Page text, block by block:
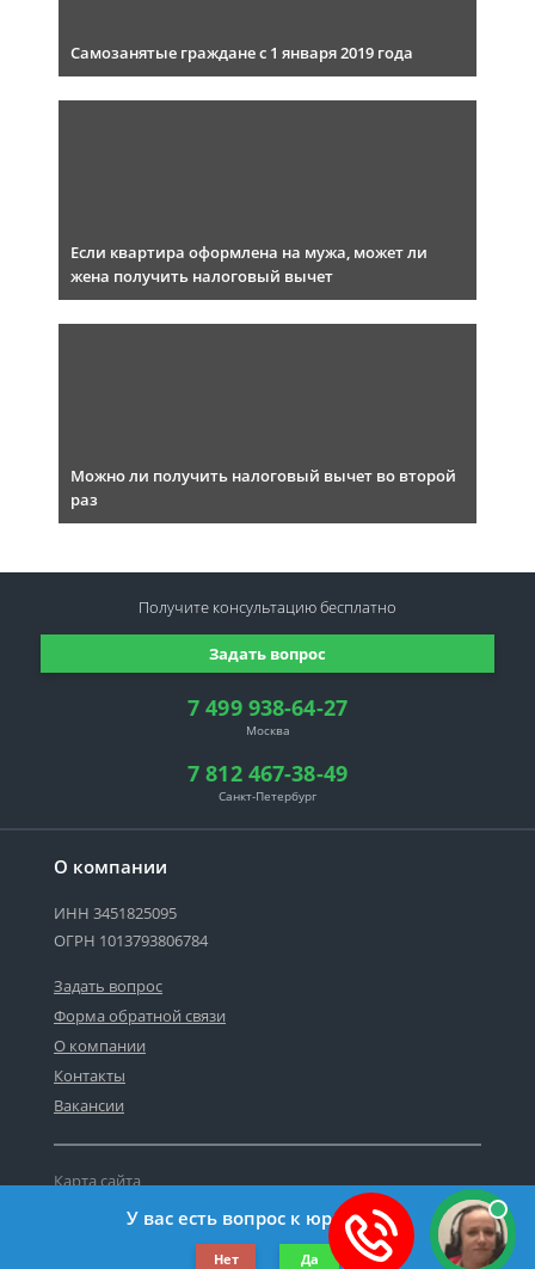
Самозанятые граждане с 1 января 2019 года
Если квартира оформлена на мужа, может ли
жена получить налоговый вычет
Можно ли получить налоговый вычет во второй
раз
О компании
ИНН 3451825095
ОГРН 1013793806784
Задать вопрос
Форма обратной связи
О компании
Контакты
Вакансии
©2019-2026 Все права защищены.
Карта сайта
Политика персональных данных
7 499 938-64-27
Москва
7 812 467-38-49
Санкт-Петербург
Задать вопрос
Получите консультациюбесплатно
У вас есть вопрос к юристу?
Нет Да